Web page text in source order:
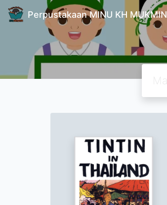
Perpustakaan MINU KH MUKMIN